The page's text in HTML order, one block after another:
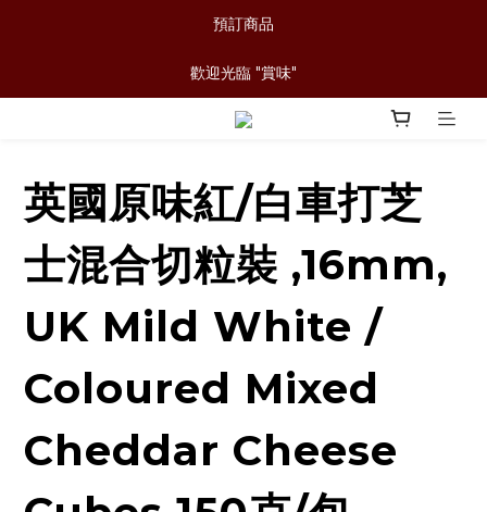
預訂商品
歡迎光臨 "賞味"
英國原味紅/白車打芝
士混合切粒裝 ,16mm,
UK Mild White /
Coloured Mixed
Cheddar Cheese